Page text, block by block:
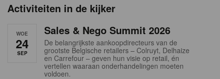
nActiviteiten in de kijker
WOE
24
SEP
Sales & Nego Summit 2026
De belangrijkste aankoopdirecteurs van de
grootste Belgische retailers – Colruyt, Delhaize
en Carrefour – geven hun visie op retail, én
vertellen waaraan onderhandelingen moeten
voldoen.